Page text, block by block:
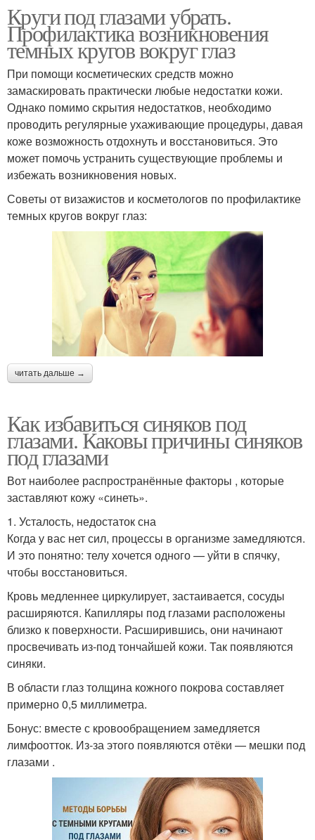
Круги под глазами убрать.
Профилактика возникновения
темных кругов вокруг глаз
При помощи косметических средств можно
замаскировать практически любые недостатки кожи.
Однако помимо скрытия недостатков, необходимо
проводить регулярные ухаживающие процедуры, давая
коже возможность отдохнуть и восстановиться. Это
может помочь устранить существующие проблемы и
избежать возникновения новых.
Советы от визажистов и косметологов по профилактике
темных кругов вокруг глаз:
читать дальше →
Как избавиться синяков под
глазами. Каковы причины синяков
под глазами
Вот наиболее распространённые факторы , которые
заставляют кожу «синеть».
1. Усталость, недостаток сна
Когда у вас нет сил, процессы в организме замедляются.
И это понятно: телу хочется одного — уйти в спячку,
чтобы восстановиться.
Кровь медленнее циркулирует, застаивается, сосуды
расширяются. Капилляры под глазами расположены
близко к поверхности. Расширившись, они начинают
просвечивать из‑под тончайшей кожи. Так появляются
синяки.
В области глаз толщина кожного покрова составляет
примерно 0,5 миллиметра.
Бонус: вместе с кровообращением замедляется
лимфоотток. Из‑за этого появляются отёки — мешки под
глазами .